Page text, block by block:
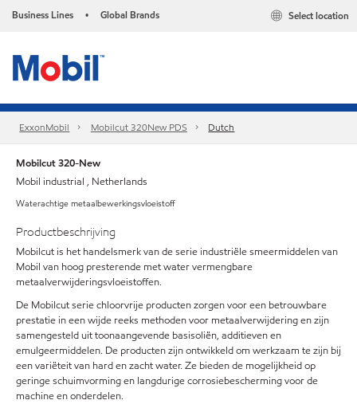
Business Lines • Global Brands Select location
ExxonMobil Mobilcut 320New PDS Dutch
Mobilcut 320-New
Mobil industrial , Netherlands
Waterachtige metaalbewerkingsvloeistoff
Productbeschrijving
Mobilcut is het handelsmerk van de serie industriële smeermiddelen van
Mobil van hoog presterende met water vermengbare
metaalverwijderingsvloeistoffen.
De Mobilcut serie chloorvrije producten zorgen voor een betrouwbare
prestatie in een wijde reeks methoden voor metaalverwijdering en zijn
samengesteld uit toonaangevende basisoliën, additieven en
emulgeermiddelen. De producten zijn ontwikkeld om werkzaam te zijn bij
een variëteit van hard en zacht water. Ze bieden de mogelijkheid op
geringe schuimvorming en langdurige corrosiebescherming voor de
machine en onderdelen.